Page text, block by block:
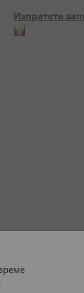
Изпратете
наш транспорт